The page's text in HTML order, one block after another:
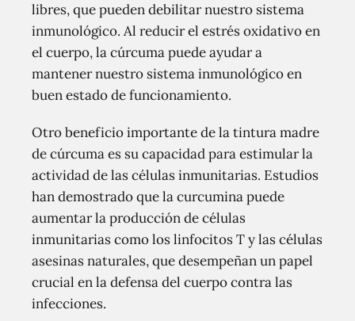
libres, que pueden debilitar nuestro sistema
inmunológico. Al reducir el estrés oxidativo en
el cuerpo, la cúrcuma puede ayudar a
mantener nuestro sistema inmunológico en
buen estado de funcionamiento.
Otro beneficio importante de la tintura madre
de cúrcuma es su capacidad para estimular la
actividad de las células inmunitarias. Estudios
han demostrado que la curcumina puede
aumentar la producción de células
inmunitarias como los linfocitos T y las células
asesinas naturales, que desempeñan un papel
crucial en la defensa del cuerpo contra las
infecciones.